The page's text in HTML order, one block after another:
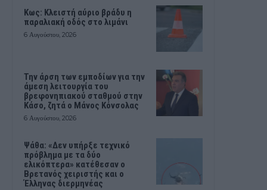
Κως: Κλειστή αύριο βράδυ η
παραλιακή οδός στο λιμάνι
6 Αυγούστου, 2026
Την άρση των εμποδίων για την
άμεση λειτουργία του
βρεφονηπιακού σταθμού στην
Κάσο, ζητά ο Μάνος Κόνσολας
6 Αυγούστου, 2026
Ψάθα: «Δεν υπήρξε τεχνικό
πρόβλημα με τα δύο
ελικόπτερα» κατέθεσαν ο
Βρετανός χειριστής και ο
Έλληνας διερμηνέας